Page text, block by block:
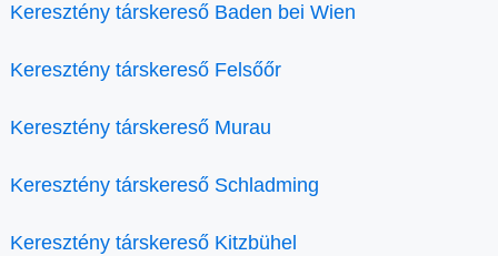
Keresztény társkereső Baden bei Wien
Keresztény társkereső Felsőőr
Keresztény társkereső Murau
Keresztény társkereső Schladming
Keresztény társkereső Kitzbühel